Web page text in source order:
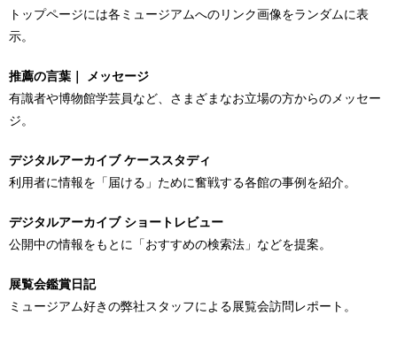
トップページには各ミュージアムへのリンク画像をランダムに表
示。
推薦の言葉｜ メッセージ
有識者や博物館学芸員など、さまざまなお立場の方からのメッセー
ジ。
デジタルアーカイブ ケーススタディ
利用者に情報を「届ける」ために奮戦する各館の事例を紹介。
デジタルアーカイブ ショートレビュー
公開中の情報をもとに「おすすめの検索法」などを提案。
展覧会鑑賞日記
ミュージアム好きの弊社スタッフによる展覧会訪問レポート。